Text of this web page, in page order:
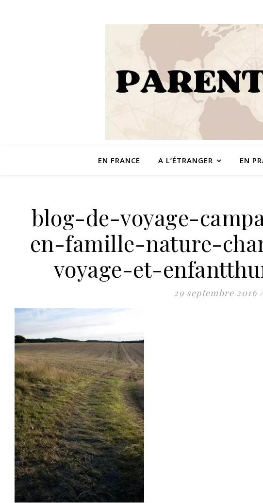
EN FRANCE A L’ÉTRANGER EN
blog-de-voyage-
en-famille-nature-
voyage-et-
29 septembre 2016 /